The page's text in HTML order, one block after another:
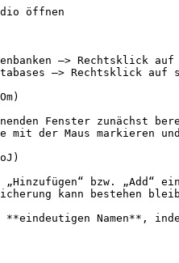
öffnen
–> Rechtsklick
–> Rechtsklick auf
Fenster zunächst
der Maus markieren
bzw. „Add“
kann bestehen
**eindeutigen Namen**,